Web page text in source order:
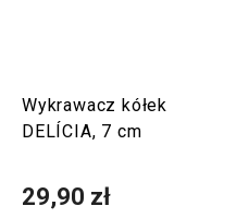
Wykrawacz kółek
DELÍCIA, 7 cm
29,90 zł